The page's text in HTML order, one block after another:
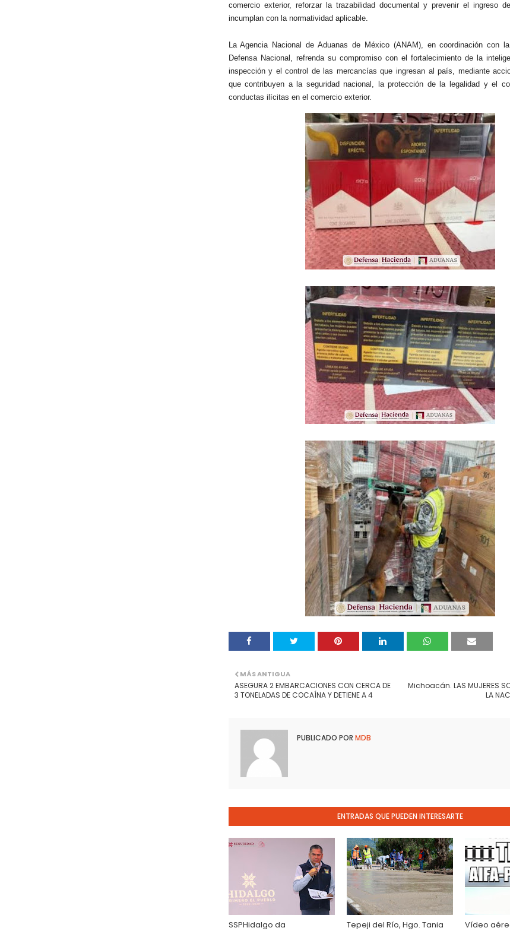
comercio exterior, reforzar la trazabilidad documental y prevenir el ingreso
incumplan con la normatividad aplicable.
La Agencia Nacional de Aduanas de México (ANAM), en coordinación con
Defensa Nacional, refrenda su compromiso con el fortalecimiento de la
inspección y el control de las mercancías que ingresan al país, mediante
que contribuyen a la seguridad nacional, la protección de la legalidad y el
conductas ilícitas en el comercio exterior.
Michoacán. LAS MUJERES
LA
MÁS ANTIGUA
ASEGURA 2 EMBARCACIONES CON CERCA DE
3 TONELADAS DE COCAÍNA Y DETIENE A 4
PUBLICADO POR MDB
ENTRADAS QUE PUEDEN INTERESARTE
SSPHidalgo da
Tepeji del Río, Hgo. Tania
Vídeo